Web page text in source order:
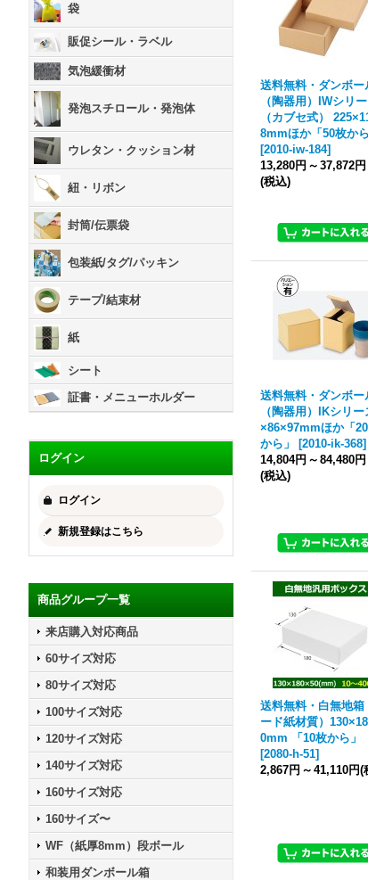
袋
販促シール・ラベル
気泡緩衝材
発泡スチロール・発泡体
ウレタン・クッション材
紐・リボン
封筒/伝票袋
包装紙/タグ/パッキン
テープ/結束材
紙
シート
証書・メニューホルダー
ログイン
ログイン
新規登録はこちら
商品グループ一覧
来店購入対応商品
60サイズ対応
80サイズ対応
100サイズ対応
120サイズ対応
140サイズ対応
160サイズ対応
160サイズ〜
WF（紙厚8mm）段ボール
和装用ダンボール箱
送料無料・ダンボー
（陶器用）IWシリ
（カブセ式）
8mmほか「50枚から
[2010-iw-184]
13,280円 ～ 37,872円
(税込)
送料無料・ダンボー
（陶器用）IKシリ
×86×97mmほか「
から」
[2010-ik-368]
14,804円 ～ 84,480円
(税込)
送料無料・白無地箱
ード紙材質）
0mm 「10枚から」
[2080-h-51]
2,867円 ～ 41,110円(